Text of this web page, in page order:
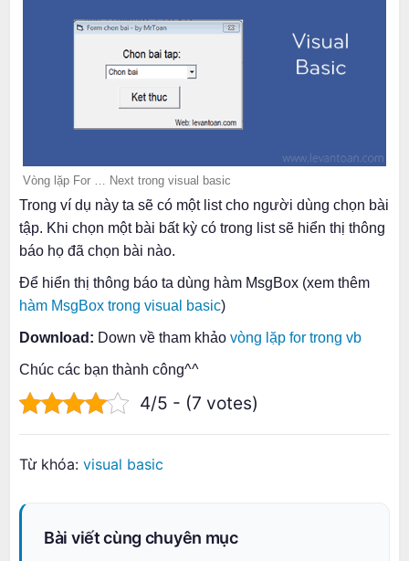
Vòng lặp For … Next trong visual basic
Trong ví dụ này ta sẽ có một list cho người dùng chọn bài
tập. Khi chọn một bài bất kỳ có trong list sẽ hiển thị thông
báo họ đã chọn bài nào.
Để hiển thị thông báo ta dùng hàm MsgBox (xem thêm
hàm MsgBox trong visual basic)
Download: Down về tham khảo vòng lặp for trong vb
Chúc các bạn thành công^^
4/5 - (7 votes)
Từ khóa: visual basic
Bài viết cùng chuyên mục